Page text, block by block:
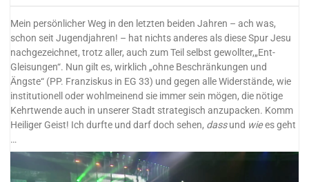
Mein persönlicher Weg in den letzten beiden Jahren – ach was,
schon seit Jugendjahren! – hat nichts anderes als diese Spur Jesu
nachgezeichnet, trotz aller, auch zum Teil selbst gewollter,„Ent-
Gleisungen“. Nun gilt es, wirklich „ohne Beschränkungen und
Ängste“ (PP. Franziskus in EG 33) und gegen alle Widerstände, wie
institutionell oder wohlmeinend sie immer sein mögen, die nötige
Kehrtwende auch in unserer Stadt strategisch anzupacken. Komm
Heiliger Geist! Ich durfte und darf doch sehen, dassund wiees geht
…